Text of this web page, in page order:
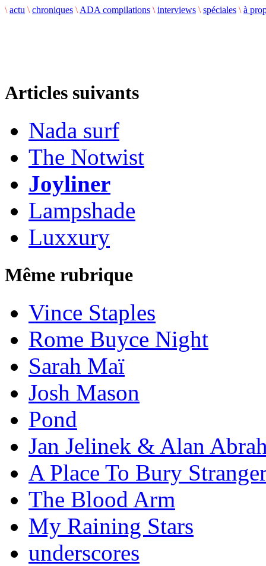
\ actu \ chroniques \ ADA compilations \ interviews \ spéciales \ à
Articles suivants
Nada surf
The Notwist
Joyliner
Lampshade
Luxxury
Même rubrique
Vince Staples
Rome Buyce Night
Sarah Maï
Josh Mason
Pond
Jan Jelinek & Alan
A Place To Bury
The Blood Arm
My Raining Stars
underscores